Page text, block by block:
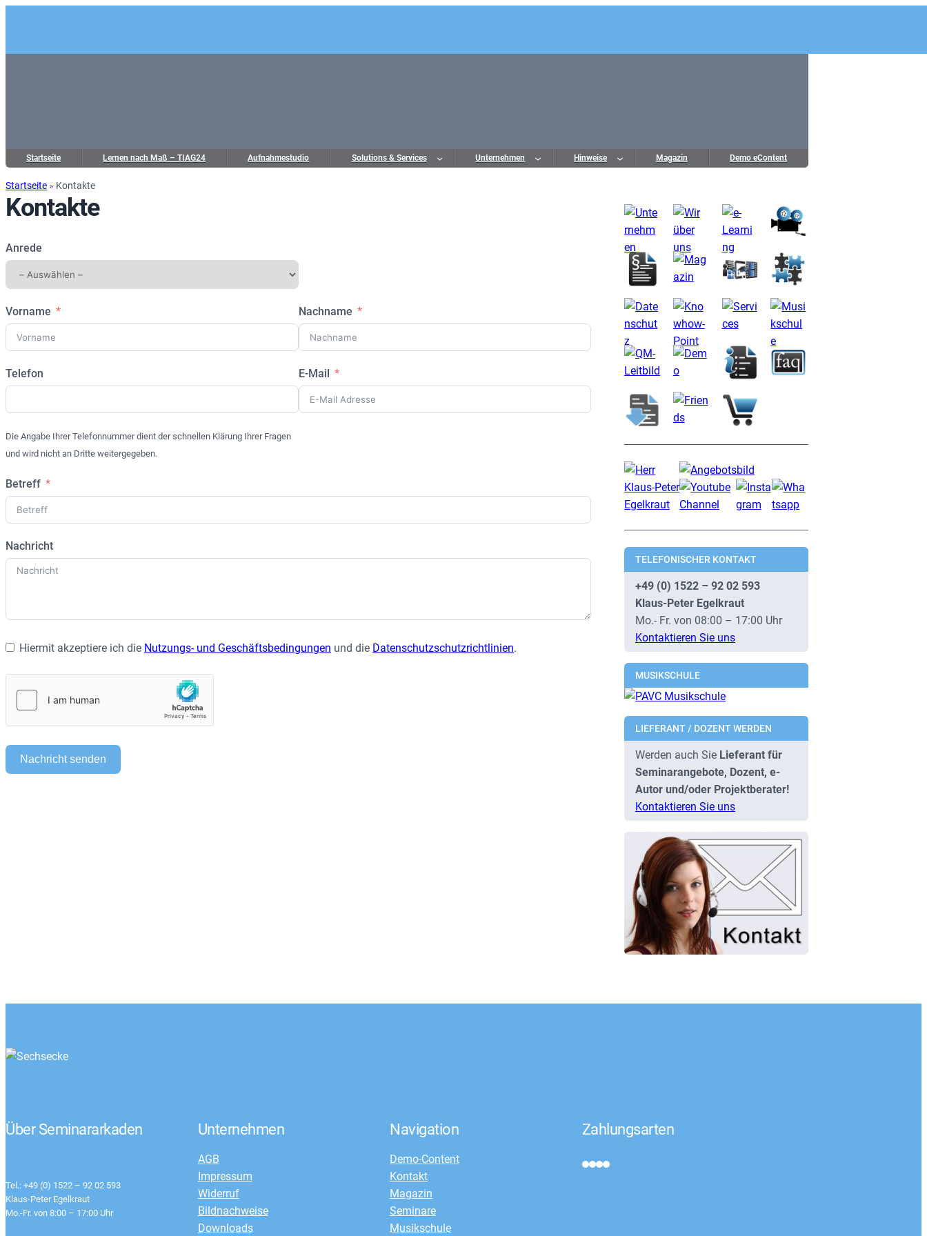
Startseite Lernen nach Maß – TIAG24 Aufnahmestudio Solutions & Services Unternehmen Hinweise Magazin Demo eContent
Startseite » Kontakte
Kontakte
Anrede
Vorname Nachname
Telefon
Die Angabe Ihrer Telefonnummer dient der schnellen Klärung Ihrer Fragen
und wird nicht an Dritte weitergegeben.
E-Mail
Betreff
Nachricht
Hiermit akzeptiere ich die Nutzungs- und Geschäftsbedingungen und die Datenschutzschutzrichtlinien.
Nachricht senden
TELEFONISCHER KONTAKT
+49 (0) 1522 – 92 02 593
Klaus-Peter Egelkraut
Mo.- Fr. von 08:00 – 17:00 Uhr
Kontaktieren Sie uns
MUSIKSCHULE
LIEFERANT / DOZENT WERDEN
Werden auch Sie Lieferant für
Seminarangebote, Dozent, e-
Autor und/oder Projektberater!
Kontaktieren Sie uns
Über Seminararkaden
Tel.: +49 (0) 1522 – 92 02 593
Klaus-Peter Egelkraut
Mo.-Fr. von 8:00 – 17:00 Uhr
Unternehmen
AGB
Impressum
Widerruf
Bildnachweise
Downloads
Navigation
Demo-Content
Kontakt
Magazin
Seminare
Musikschule
Zahlungsarten